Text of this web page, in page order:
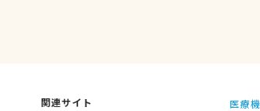
関連サイト
医療